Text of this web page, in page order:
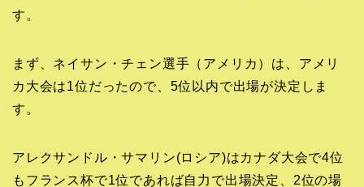
す。
まず、ネイサン・チェン選手（アメリカ）は、アメリ
カ大会は1位だったので、5位以内で出場が決定しま
す。
アレクサンドル・サマリン(ロシア)はカナダ大会で4位
もフランス杯で1位であれば自力で出場決定、2位の場